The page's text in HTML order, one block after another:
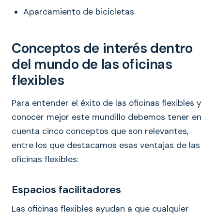
Aparcamiento de bicicletas.
Conceptos de interés dentro
del mundo de las oficinas
flexibles
Para entender el éxito de las oficinas flexibles y
conocer mejor este mundillo debemos tener en
cuenta cinco conceptos que son relevantes,
entre los que destacamos esas ventajas de las
oficinas flexibles:
Espacios facilitadores
Las oficinas flexibles ayudan a que cualquier